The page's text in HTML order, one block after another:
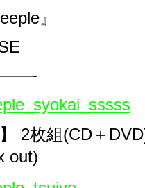
』
2枚組(CD＋
out)